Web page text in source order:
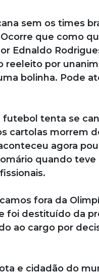
sem os times
que como
Ednaldo
reeleito por
bolinha. Pode
tenta se
cartolas morrem
agora
quando teve
fora da
foi destituído da
ao cargo por
e cidadão do